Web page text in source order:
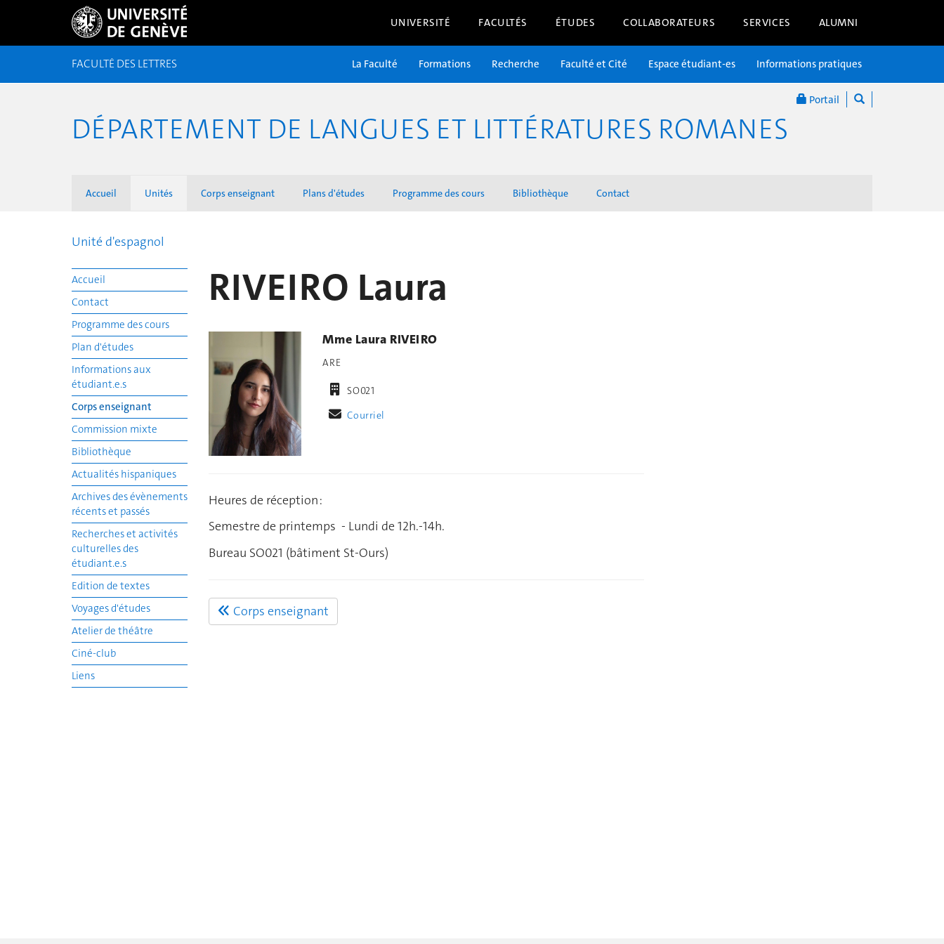
UNIVERSITÉ FACULTÉS ÉTUDES COLLABORATEURS SERVICES ALUMNI
Portail
FACULTÉ DES LETTRES La Faculté Formations Recherche Faculté et Cité Espace étudiant-es Informations pratiques
DÉPARTEMENT DE LANGUES ET LITTÉRATURES ROMANES
Accueil Unités Corps enseignant Plans d'études Programme des cours Bibliothèque Contact
Unité d'espagnol
Accueil
Contact
Programme des cours
Plan d'études
Informations aux
étudiant.e.s
Corps enseignant
Commission mixte
Bibliothèque
Actualités hispaniques
Archives des évènements
récents et passés
Recherches et activités
culturelles des
étudiant.e.s
Edition de textes
Voyages d'études
Atelier de théâtre
Ciné-club
Liens
RIVEIRO Laura
Mme Laura RIVEIRO
ARE
SO021
Courriel
Heures de réception :
Semestre de printemps - Lundi de 12h.-14h.
Bureau SO021 (bâtiment St-Ours)
Corps enseignant